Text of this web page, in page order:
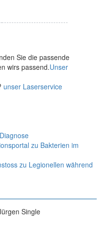
Sie die passende
wirs passend.Unser
unser Laserservice
zu Bakterien im
zu Legionellen während
Single